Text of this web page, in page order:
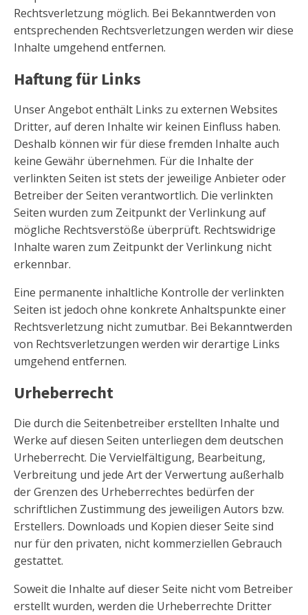
Rechtsverletzung möglich. Bei Bekanntwerden von
entsprechenden Rechtsverletzungen werden wir diese
Inhalte umgehend entfernen.
Haftung für Links
Unser Angebot enthält Links zu externen Websites
Dritter, auf deren Inhalte wir keinen Einfluss haben.
Deshalb können wir für diese fremden Inhalte auch
keine Gewähr übernehmen. Für die Inhalte der
verlinkten Seiten ist stets der jeweilige Anbieter oder
Betreiber der Seiten verantwortlich. Die verlinkten
Seiten wurden zum Zeitpunkt der Verlinkung auf
mögliche Rechtsverstöße überprüft. Rechtswidrige
Inhalte waren zum Zeitpunkt der Verlinkung nicht
erkennbar.
Eine permanente inhaltliche Kontrolle der verlinkten
Seiten ist jedoch ohne konkrete Anhaltspunkte einer
Rechtsverletzung nicht zumutbar. Bei Bekanntwerden
von Rechtsverletzungen werden wir derartige Links
umgehend entfernen.
Urheberrecht
Die durch die Seitenbetreiber erstellten Inhalte und
Werke auf diesen Seiten unterliegen dem deutschen
Urheberrecht. Die Vervielfältigung, Bearbeitung,
Verbreitung und jede Art der Verwertung außerhalb
der Grenzen des Urheberrechtes bedürfen der
schriftlichen Zustimmung des jeweiligen Autors bzw.
Erstellers. Downloads und Kopien dieser Seite sind
nur für den privaten, nicht kommerziellen Gebrauch
gestattet.
Soweit die Inhalte auf dieser Seite nicht vom Betreiber
erstellt wurden, werden die Urheberrechte Dritter